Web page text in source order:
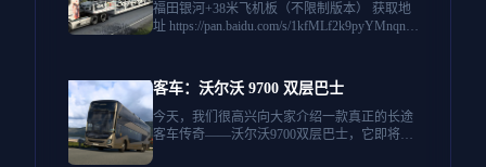
福田银河+38米飞机板（不限制版本） 获取地
址 https://pan.baidu.com/s/1kfMLf2k9pyYMnqn9u
客车：沃尔沃 9700 双层巴士
今天，我们很高兴向大家介绍一款真正的长途
客车传奇——沃尔沃9700双层巴士，它即将加